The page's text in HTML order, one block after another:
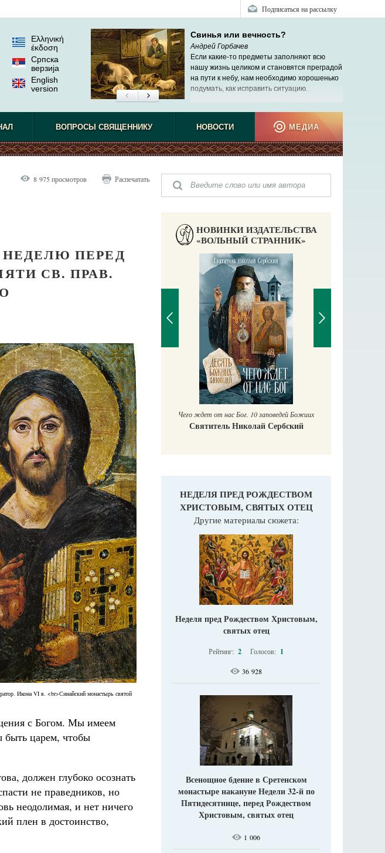
Подписаться на рассылку
Ελληνική
έκδοση
Српска
верзиjа
English
version
Свинья или вечность?
Андрей Горбачев
Если какие-то предметы заполняют всю
нашу жизнь целиком и становятся преградой
на пути к небу, нам необходимо хорошенько
подумать, как исправить ситуацию.
ВОПРОСЫ СВЯЩЕННИКУ НОВОСТИ МЕДИА
8 975 просмотров Распечатать
ПЕРЕД
СВ. ПРАВ.
Икона VI в. <br>Синайский монастырь святой
с Богом. Мы имеем
царем, чтобы
должен глубоко осознать
не праведников, но
неодолимая, и нет ничего
плен в достоинство,
НОВИНКИ ИЗДАТЕЛЬСТВА
«ВОЛЬНЫЙ СТРАННИК»
Великомученик Георгий Победоносец. Научись у
святого
Роман Котов Чего ждет от нас Бог. 10 заповедей Божиих
Святитель Николай Сербский
НЕДЕЛЯ ПРЕД РОЖДЕСТВОМ
ХРИСТОВЫМ, СВЯТЫХ ОТЕЦ
Другие материалы сюжета:
Неделя пред Рождеством Христовым,
святых отец
Рейтинг: 2 Голосов: 1
36 928
Всенощное бдение в Сретенском
монастыре накануне Недели 32-й по
Пятидесятнице, перед Рождеством
Христовым, святых отец
1 006